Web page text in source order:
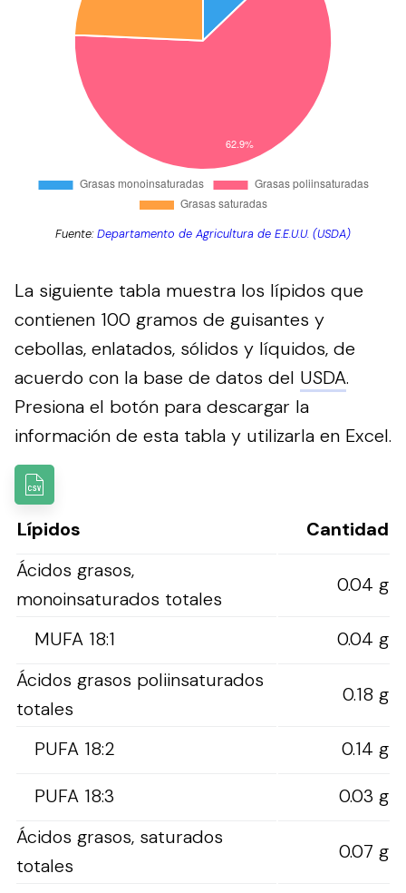
Fuente:Departamento de Agricultura de E.E.U.U. (USDA)
La siguiente tabla muestra los lípidos que
contienen 100 gramos de guisantes y
cebollas, enlatados, sólidos y líquidos, de
acuerdo con la base de datos del USDA.
Presiona el botón para descargar la
información de esta tabla y utilizarla en Excel.
Lípidos
Cantidad
Ácidos grasos,
monoinsaturados totales
0.04 g
MUFA 18:1
0.04 g
Ácidos grasos poliinsaturados
totales
0.18 g
PUFA 18:2
0.14 g
PUFA 18:3
0.03 g
Ácidos grasos, saturados
totales
0.07 g